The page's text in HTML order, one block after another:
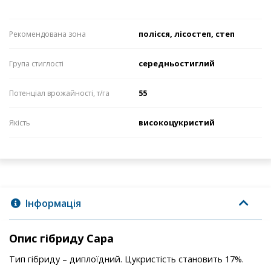
Рекомендована зона полісся, лісостеп, степ
Група стиглості середньостиглий
Потенціал врожайності, т/га 55
Якість високоцукристий
Інформація
Опис гібриду Сара
Тип гібриду – диплоїдний. Цукристість становить 17%.